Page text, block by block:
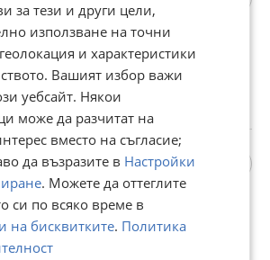
Костиево, област Пловдив
36 108 €
70 621,11 лв
Цената е с включен ДДС
с. Костиево, Пловдив, вчера
Продава МЕЗОНЕТ, гр.
Пловдив, Център
245 000 €
479 178,35 лв
Цената е с включен ДДС
за тези и други цели,
използване на точни
и характеристики
Вашият избор важи
уебсайт. Някои
може да разчитат на
вместо на съгласие;
да възразите в Настройки
. Можете да оттеглите
си по всяко време в
на бисквитките. Политика